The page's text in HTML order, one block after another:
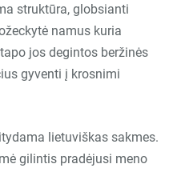
struktūra, globsianti
namus kuria
jos degintos beržinės
gyventi į krosnimi
lietuviškas sakmes.
gilintis pradėjusi meno